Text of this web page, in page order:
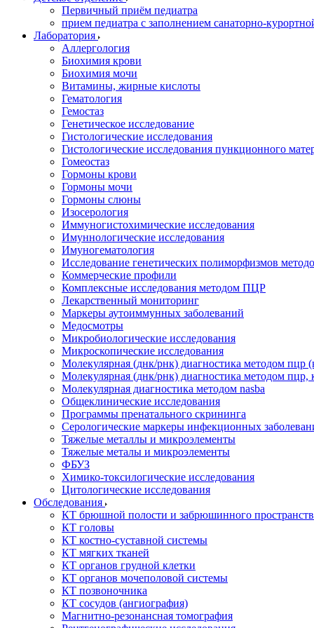
Первичный приём педиатра
прием педиатра с заполнением санаторно-
Лаборатория
Аллергология
Биохимия крови
Биохимия мочи
Витамины, жирные кислоты
Гематология
Гемостаз
Генетическое исследование
Гистологические исследования
Гистологические исследования пункционного
Гомеостаз
Гормоны крови
Гормоны мочи
Гормоны слюны
Изосерология
Иммуногистохимические исследования
Имуннологические исследования
Имуногематология
Исследование генетических полиморфизмов
Коммерческие профили
Комплексные исследования методом ПЦР
Лекарственный мониторинг
Маркеры аутоиммунных заболеваний
Медосмотры
Микробиологические исследования
Микроскопические исследования
Молекулярная (днк/рнк) диагностика методом пцр
Молекулярная (днк/рнк) диагностика методом пцр,
Молекулярная диагностика методом nasba
Общеклинические исследования
Программы пренатального скрининга
Серологические маркеры инфекционных
Тяжелые металлы и микроэлементы
Тяжелые металы и микроэлементы
ФБУЗ
Химико-токсилогические исследования
Цитологические исследования
Обследования
КТ брюшной полости и забрюшинного
КТ головы
КТ костно-суставной системы
КТ мягких тканей
КТ органов грудной клетки
КТ органов мочеполовой системы
КТ позвоночника
КТ сосудов (ангиография)
Магнитно-резонансная томография